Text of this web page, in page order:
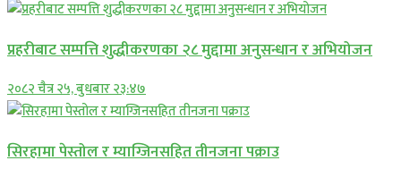
प्रहरीबाट सम्पत्ति शुद्धीकरणका २८ मुद्दामा अनुसन्धान र अभियोजन
२०८२ चैत्र २५, बुधबार २३:४७
सिरहामा पेस्तोल र म्याग्जिनसहित तीनजना पक्राउ